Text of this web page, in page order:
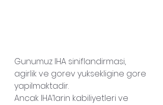
Gunumuz IHA siniflandirmasi,
agirlik ve gorev yuksekligine gore
yapilmaktadir.
Ancak IHA’larin kabiliyetleri ve